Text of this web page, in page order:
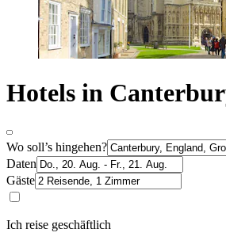
Hotels in
Wo soll’s hingehen?
Daten
Gäste
Ich reise geschäftlich